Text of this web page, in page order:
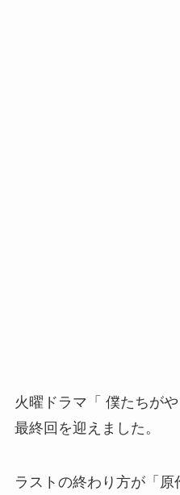
火曜ドラマ「 僕たちが
最終回を迎えました。
ラストの終わり方が「